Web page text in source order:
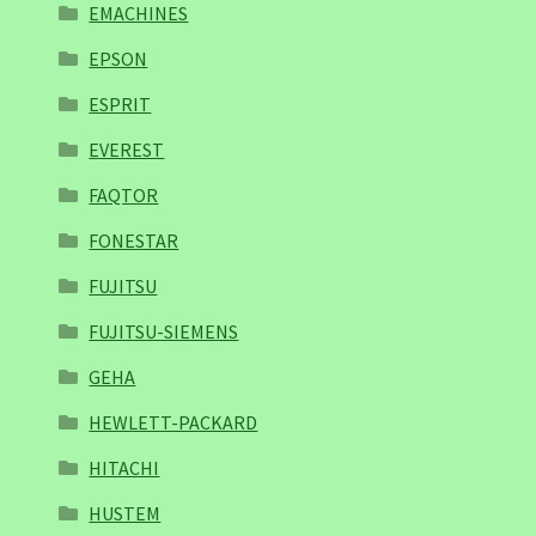
EMACHINES
EPSON
ESPRIT
EVEREST
FAQTOR
FONESTAR
FUJITSU
FUJITSU-SIEMENS
GEHA
HEWLETT-PACKARD
HITACHI
HUSTEM